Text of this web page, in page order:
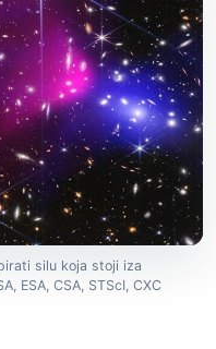
silu koja stoji iza
ESA, CSA, STScI, CXC